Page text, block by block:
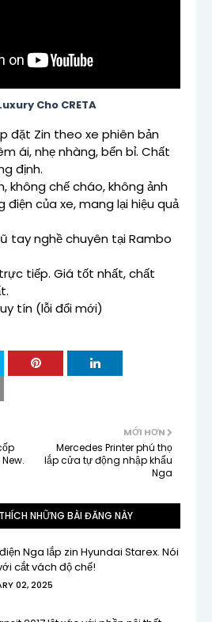
Cho CRETA
đặt Zin theo xe phiên bản
ái, nhẹ nhàng, bển bỉ. Chất
định.
không chế cháo, không ảnh
điện của xe, mang lại hiệu quả
tay nghề chuyên tại Rambo
tiếp. Giá tốt nhất, chất
tín (lỗi đổi mới)
MỚI HƠN
Mercedes Printer phú thọ
lắp cửa tự động nhập khẩu
Nga
NHỮNG BÀI ĐĂNG NÀY
Nga lắp zin Hyundai Starex. Nói
cắt vách độ chế!
02, 2025